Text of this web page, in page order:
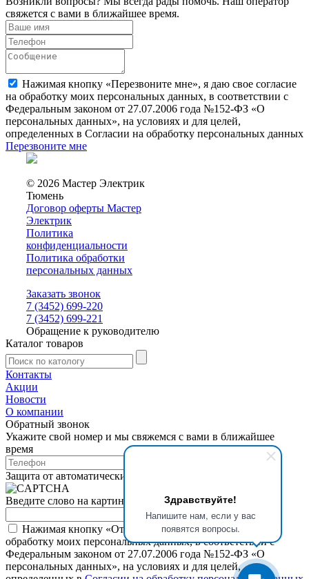
Здравствуйте!
Напишите нам, если у вас
появятся вопросы.
свяжется с вами в ближайшее время.
Нажимая кнопку «Перезвоните мне», я даю свое согласие
на обработку моих персональных данных, в соответствии с
Федеральным законом от 27.07.2006 года №152-ФЗ «О
персональных данных», на условиях и для целей,
определенных в Согласии на обработку персональных данных
Перезвоните мне
© 2026 Мастер Электрик
Тюмень
Договор оферты Мастер
Электрик
Политика
конфиденциальности
Политика обработки
персональных данных
Заказать звонок
7 (3452) 699-220
7 (3452) 699-221
Обращение к руководителю
Каталог товаров
Контакты
Акции
Новости
О компании
Обратный звонок
Укажите свой номер и мы свяжемся с вами в ближайшее
время
Защита от автоматических сообщений
Введите слово на картинке
Нажимая кнопку «Отправить», я даю свое согласие на
обработку моих персональных данных, в соответствии с
Федеральным законом от 27.07.2006 года №152-ФЗ «О
персональных данных», на условиях и для целей,